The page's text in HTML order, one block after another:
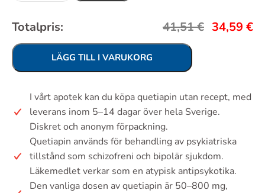
Totalpris: 41,51€ 34,59 €
LÄGG TILL I VARUKORG
I vårt apotek kan du köpa quetiapin utan recept, med
leverans inom 5–14 dagar över hela Sverige.
Diskret och anonym förpackning.
Quetiapin används för behandling av psykiatriska
tillstånd som schizofreni och bipolär sjukdom.
Läkemedlet verkar som en atypisk antipsykotika.
Den vanliga dosen av quetiapin är 50–800 mg,